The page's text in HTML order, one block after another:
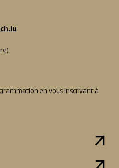
en vous inscrivant à